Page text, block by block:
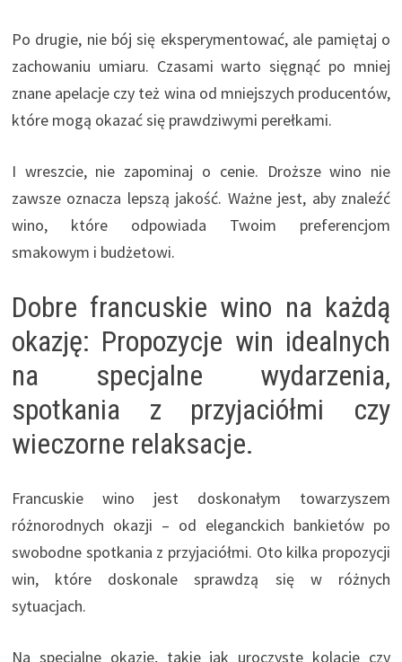
Po drugie, nie bój się eksperymentować, ale pamiętaj o
zachowaniu umiaru. Czasami warto sięgnąć po mniej
znane apelacje czy też wina od mniejszych producentów,
które mogą okazać się prawdziwymi perełkami.
I wreszcie, nie zapominaj o cenie. Droższe wino nie
zawsze oznacza lepszą jakość. Ważne jest, aby znaleźć
wino, które odpowiada Twoim preferencjom
smakowym i budżetowi.
Dobre francuskie wino na każdą
okazję: Propozycje win idealnych
na specjalne wydarzenia,
spotkania z przyjaciółmi czy
wieczorne relaksacje.
Francuskie wino jest doskonałym towarzyszem
różnorodnych okazji – od eleganckich bankietów po
swobodne spotkania z przyjaciółmi. Oto kilka propozycji
win, które doskonale sprawdzą się w różnych
sytuacjach.
Na specjalne okazje, takie jak uroczyste kolacje czy